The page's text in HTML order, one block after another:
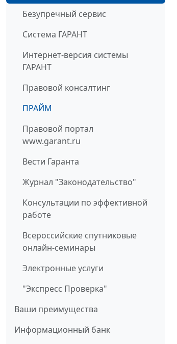
Безупречный сервис
Система ГАРАНТ
Интернет-версия системы
ГАРАНТ
Правовой консалтинг
ПРАЙМ
Правовой портал
www.garant.ru
Вести Гаранта
Журнал "Законодательство"
Консультации по эффективной
работе
Всероссийские спутниковые
онлайн-семинары
Электронные услуги
"Экспресс Проверка"
Ваши преимущества
Информационный банк